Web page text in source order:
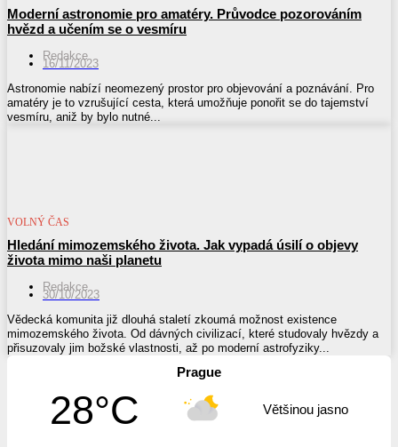
Moderní astronomie pro amatéry. Průvodce pozorováním
hvězd a učením se o vesmíru
Redakce
16/11/2023
Astronomie nabízí neomezený prostor pro objevování a poznávání. Pro
amatéry je to vzrušující cesta, která umožňuje ponořit se do tajemství
vesmíru, aniž by bylo nutné...
VOLNÝ ČAS
Hledání mimozemského života. Jak vypadá úsilí o objevy
života mimo naši planetu
Redakce
30/10/2023
Vědecká komunita již dlouhá staletí zkoumá možnost existence
mimozemského života. Od dávných civilizací, které studovaly hvězdy a
přisuzovaly jim božské vlastnosti, až po moderní astrofyziky...
Prague
28°C Většinou jasno